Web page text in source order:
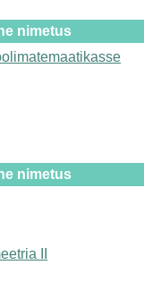
nimetus
nimetus
II